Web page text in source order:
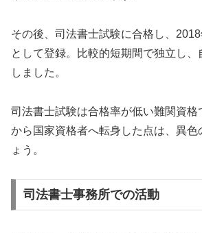
その後、司法書士試験に合格し、
として登録。比較的短期間で独立し
しました。
司法書士試験は合格率が低い難関資格
から国家資格者へ転身した点は、異色
ょう。
司法書士事務所での活動